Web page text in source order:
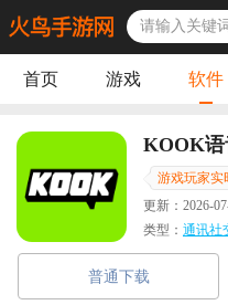
首页 游戏 软件
KOOK语
游戏玩家实
更新： 2026-
类型： 通讯社
普通下载